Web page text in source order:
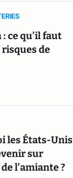
ce qu’il faut
de
les États-Unis
sur
l’amiante ?